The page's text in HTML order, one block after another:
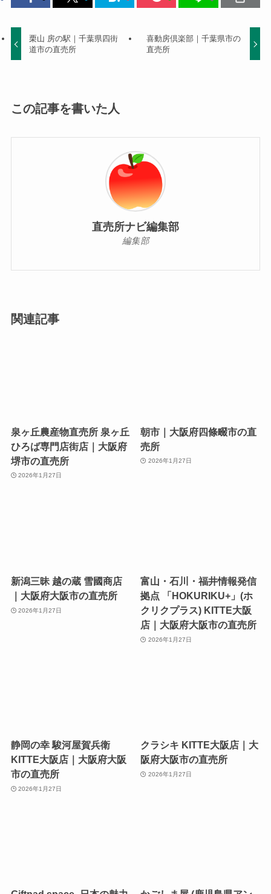
栗山 房の駅｜千葉県四街
道市の直売所
喜動房倶楽部｜千葉県市の
直売所
この記事を書いた人
直売所ナビ編集部
編集部
関連記事
泉ヶ丘農産物直売所 泉ヶ丘
ひろば専門店街店｜大阪府
堺市の直売所
2026年1月27日
朝市｜大阪府四條畷市の直
売所
2026年1月27日
新潟三昧 越の蔵 雪國商店
｜大阪府大阪市の直売所
2026年1月27日
富山・石川・福井情報発信
拠点 「HOKURIKU+」(ホ
クリクプラス) KITTE大阪
店｜大阪府大阪市の直売所
2026年1月27日
静岡の幸 駿河屋賀兵衛
KITTE大阪店｜大阪府大阪
市の直売所
2026年1月27日
クラシキ KITTE大阪店｜大
阪府大阪市の直売所
2026年1月27日